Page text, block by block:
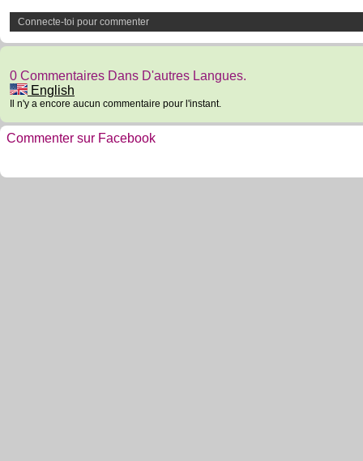
Connecte-toi pour commenter
0 Commentaires Dans D'autres Langues.
English
Il n'y a encore aucun commentaire pour l'instant.
Commenter sur Facebook